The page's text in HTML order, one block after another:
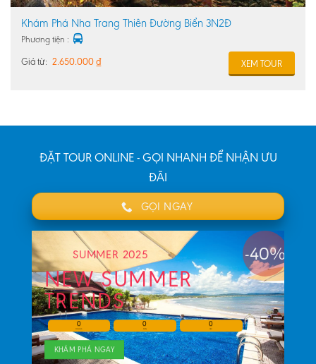
Khám Phá Nha Trang Thiên Đường Biển 3N2Đ
Phương tiện :
Giá từ: 2.650.000₫ XEM TOUR
ĐẶT TOUR ONLINE - GỌI NHANH ĐỂ NHẬN ƯU
ĐÃI
GỌI NGAY
SUMMER 2025
NEW SUMMER
TRENDS
0
HOURS
0
MIN
0
SEC
KHÁM PHÁ NGAY
-40%